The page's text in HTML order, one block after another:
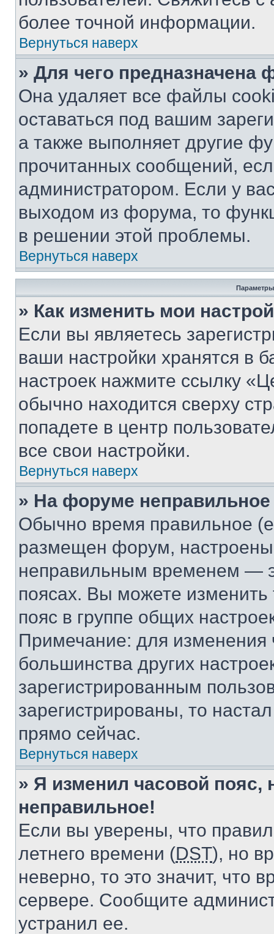
более точной информации.
Вернуться наверх
» Для чего предназначена
Она удаляет все файлы
оставаться под вашим
а также выполняет другие
прочитанных сообщений,
администратором. Если у
выходом из форума, то
в решении этой проблемы.
Вернуться наверх
Параметры
» Как изменить мои
Если вы являетесь
ваши настройки хранятся в
настроек нажмите ссылку
обычно находится сверху
попадете в центр
все свои настройки.
Вернуться наверх
» На форуме
Обычно время правильное
размещен форум, настроены
неправильным временем —
поясах. Вы можете изменить
пояс в группе общих
Примечание: для изменения
большинства других
зарегистрированным
зарегистрированы, то
прямо сейчас.
Вернуться наверх
» Я изменил часовой пояс,
неправильное!
Если вы уверены, что
летнего времени (DST), но
неверно, то это значит, что
сервере. Сообщите
устранил ее.